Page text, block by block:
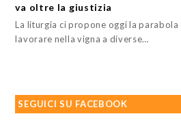
va oltre la giustizia
La liturgia ci propone oggi la
lavorare nella vigna a diverse…
SEGUICI SU FACEBOOK